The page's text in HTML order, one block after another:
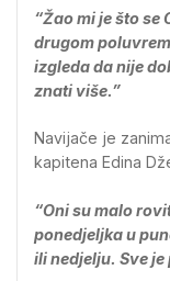
“Žao mi je što
drugom
izgleda da nije
znati više.”
Navijače je
kapitena Edina
“Oni su malo
ponedjeljka u
ili nedjelju. Sve